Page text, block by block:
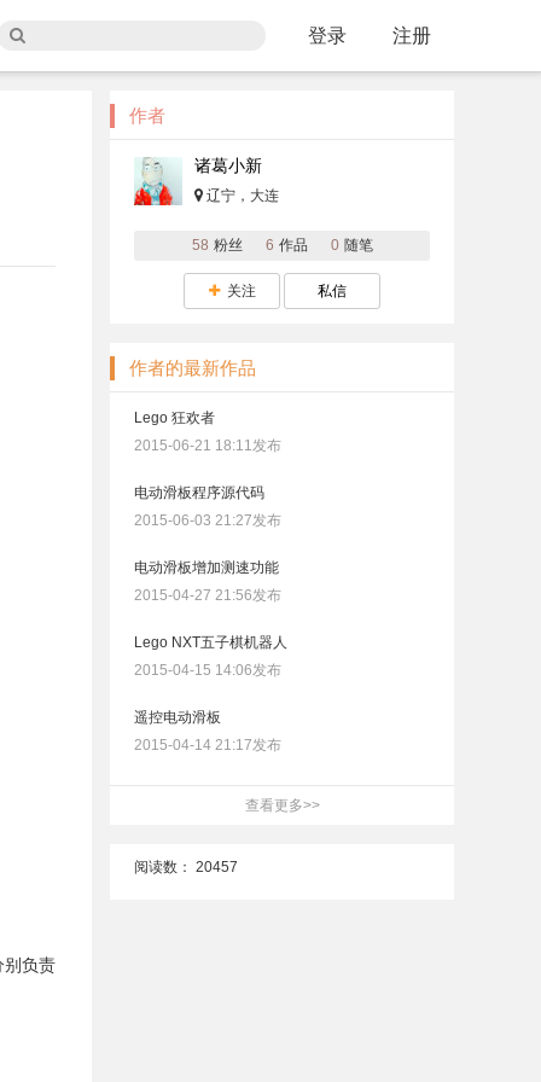
登录 注册
别负责
作者
诸葛小新
辽宁，大连
58 粉丝 6 作品 0 随笔
关注 私信
作者的最新作品
Lego 狂欢者
2015-06-21 18:11发布
电动滑板程序源代码
2015-06-03 21:27发布
电动滑板增加测速功能
2015-04-27 21:56发布
Lego NXT五子棋机器人
2015-04-15 14:06发布
遥控电动滑板
2015-04-14 21:17发布
查看更多>>
阅读数： 20457